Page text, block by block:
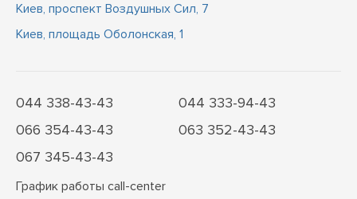
Киев, проспект Воздушных Сил, 7
Киев, площадь Оболонская, 1
044 338-43-43
044 333-94-43
066 354-43-43
063 352-43-43
067 345-43-43
График работы call-center